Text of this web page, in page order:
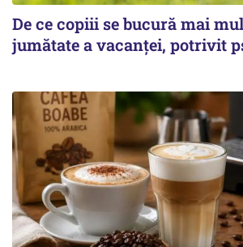
De ce copiii se bucură mai
jumătate a vacanței, potrivit